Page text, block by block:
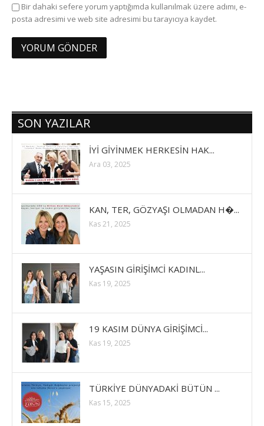
Bir dahaki sefere yorum yaptığımda kullanılmak üzere adımı, e-
posta adresimi ve web site adresimi bu tarayıcıya kaydet.
SON YAZILAR
İYİ GİYİNMEK HERKESİN HAK...
Ara 03, 2025
KAN, TER, GÖZYAŞI OLMADAN H�...
Kas 21, 2025
YAŞASIN GİRİŞİMCİ KADINL...
Kas 19, 2025
19 KASIM DÜNYA GİRİŞİMCİ...
Kas 19, 2025
TÜRKİYE DÜNYADAKİ BÜTÜN ...
Kas 15, 2025